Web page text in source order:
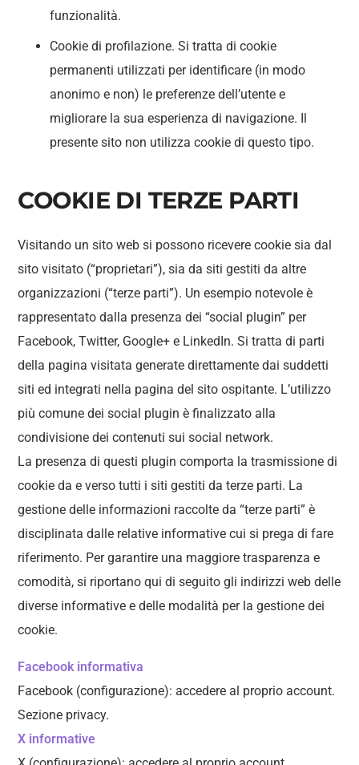
funzionalità.
Cookie di profilazione. Si tratta di cookie
permanenti utilizzati per identificare (in modo
anonimo e non) le preferenze dell’utente e
migliorare la sua esperienza di navigazione. Il
presente sito non utilizza cookie di questo tipo.
COOKIE DI TERZE PARTI
Visitando un sito web si possono ricevere cookie sia dal
sito visitato (“proprietari”), sia da siti gestiti da altre
organizzazioni (“terze parti”). Un esempio notevole è
rappresentato dalla presenza dei “social plugin” per
Facebook, Twitter, Google+ e LinkedIn. Si tratta di parti
della pagina visitata generate direttamente dai suddetti
siti ed integrati nella pagina del sito ospitante. L’utilizzo
più comune dei social plugin è finalizzato alla
condivisione dei contenuti sui social network.
La presenza di questi plugin comporta la trasmissione di
cookie da e verso tutti i siti gestiti da terze parti. La
gestione delle informazioni raccolte da “terze parti” è
disciplinata dalle relative informative cui si prega di fare
riferimento. Per garantire una maggiore trasparenza e
comodità, si riportano qui di seguito gli indirizzi web delle
diverse informative e delle modalità per la gestione dei
cookie.
Facebook informativa
Facebook (configurazione): accedere al proprio account.
Sezione privacy.
X informative